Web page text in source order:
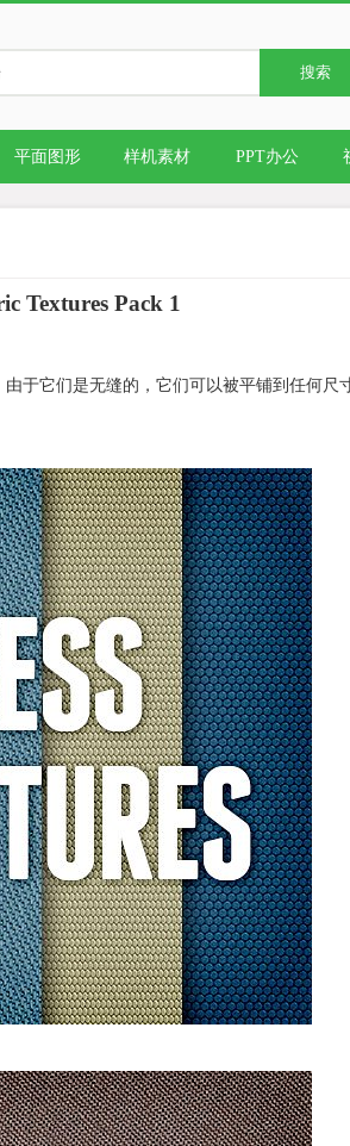
搜索
平面图形 样机素材 PPT办公
Textures Pack 1
于它们是无缝的，它们可以被平铺到任何尺